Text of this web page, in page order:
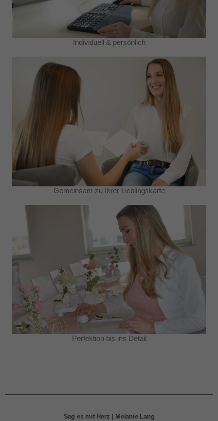
Individuell & persönlich
Gemeinsam zu Ihrer Lieblingskarte
Perfektion bis ins Detail
Sag es mit Herz | Melanie Lang